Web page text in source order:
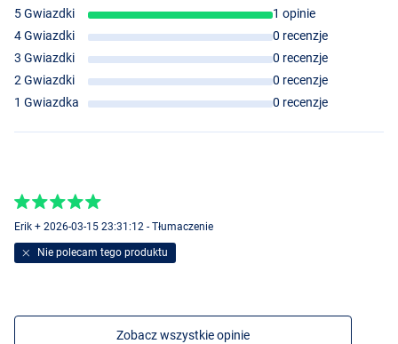
5 Gwiazdki
1 opinie
4 Gwiazdki
0 recenzje
3 Gwiazdki
0 recenzje
2 Gwiazdki
0 recenzje
1 Gwiazdka
0 recenzje
Erik + 2026-03-15 23:31:12 - Tłumaczenie
Nie polecam tego produktu
Zobacz wszystkie opinie